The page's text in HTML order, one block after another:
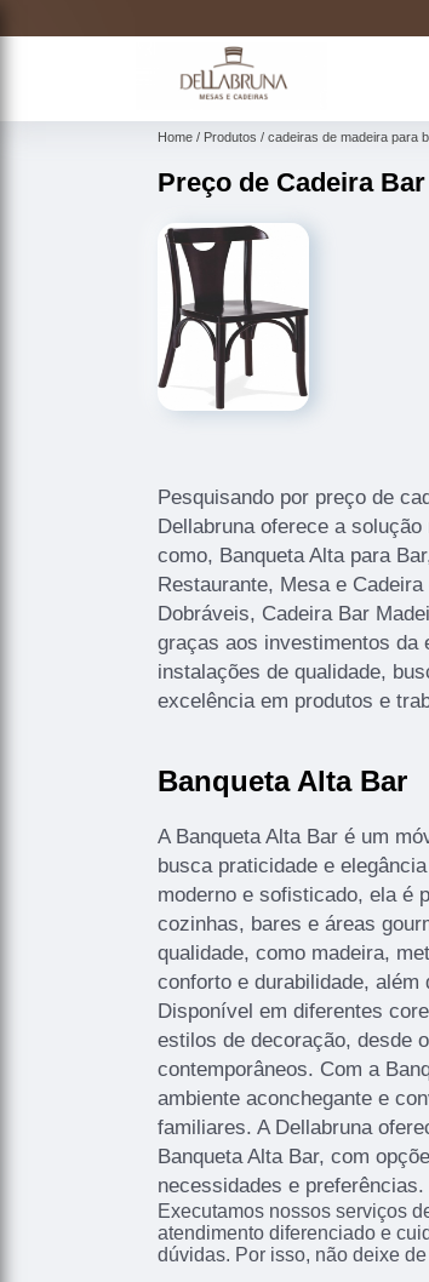
Home Produtos cadeiras de madeira para
Preço de Cadeira
Pesquisando por preço de
Dellabruna oferece a
como, Banqueta Alta para
Restaurante, Mesa e
Dobráveis, Cadeira Bar
graças aos investimentos da
instalações de qualidade,
excelência em produtos e
Banqueta Alta Bar
A Banqueta Alta Bar é um
busca praticidade e
moderno e sofisticado, ela é
cozinhas, bares e áreas
qualidade, como madeira,
conforto e durabilidade,
Disponível em diferentes
estilos de decoração, desde
contemporâneos. Com a
ambiente aconchegante e
familiares. A Dellabruna
Banqueta Alta Bar, com
necessidades e preferências.
Executamos nossos serviços
atendimento diferenciado e
dúvidas. Por isso, não deixe